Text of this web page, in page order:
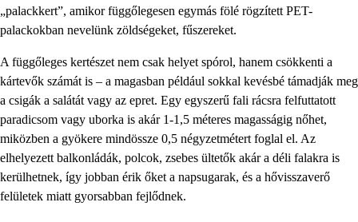
„palackkert”, amikor függőlegesen egymás fölé rögzített PET-
palackokban nevelünk zöldségeket, fűszereket.
A függőleges kertészet nem csak helyet spórol, hanem csökkenti a
kártevők számát is – a magasban például sokkal kevésbé támadják meg
a csigák a salátát vagy az epret. Egy egyszerű fali rácsra felfuttatott
paradicsom vagy uborka is akár 1-1,5 méteres magasságig nőhet,
miközben a gyökere mindössze 0,5 négyzetmétert foglal el. Az
elhelyezett balkonládák, polcok, zsebes ültetők akár a déli falakra is
kerülhetnek, így jobban érik őket a napsugarak, és a hővisszaverő
felületek miatt gyorsabban fejlődnek.